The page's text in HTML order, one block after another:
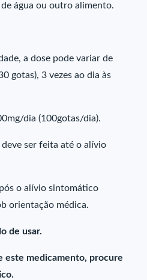
água ou outro alimento.
a dose pode variar de
gotas), 3 vezes ao dia às
dia (100gotas/dia).
ser feita até o alívio
o alívio sintomático
orientação médica.
de usar.
este medicamento, procure